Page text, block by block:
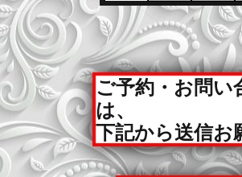
ご予約・お問
は、
下記から送信お